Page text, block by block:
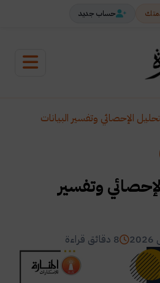
حساب جديد
الإحصائي وتفسير البيانات
وتفسير
8 دقائق قراءة